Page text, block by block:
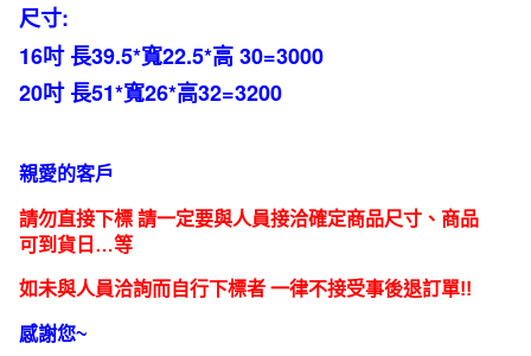
腦
旅
加
牛
布
工
作
商
尺寸:
16吋 長39.5*寬22.5*高 30=3000
20吋 長51*寬26*高32=3200
親愛的客戶
請勿直接下標 請一定要與人員接洽確定商品尺寸、商品
可到貨日…等
如未與人員洽詢而自行下標者 一律不接受事後退訂單!!
感謝您~